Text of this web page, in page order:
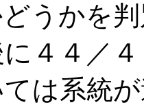
うかを
４４／
ては系統